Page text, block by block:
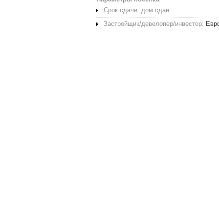
Срок сдачи: дом сдан
Застройщик/девелопер/инвестор: